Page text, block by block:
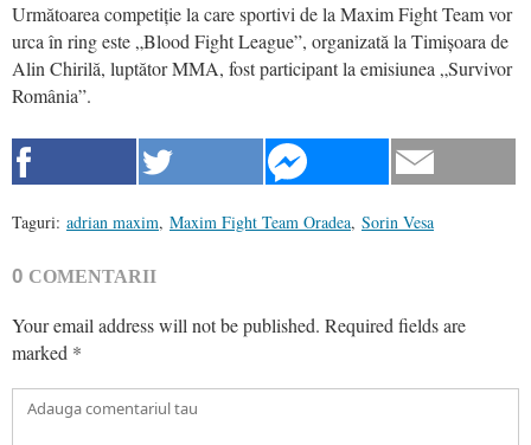
Următoarea competiție la care sportivi de la Maxim Fight Team vor
urca în ring este „Blood Fight League”, organizată la Timișoara de
Alin Chirilă, luptător MMA, fost participant la emisiunea „Survivor
România”.
Taguri: adrian maxim, Maxim Fight Team Oradea, Sorin Vesa
0 COMENTARII
Your email address will not be published. Required fields are
marked *